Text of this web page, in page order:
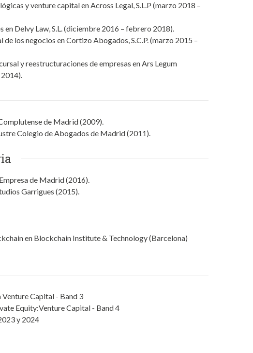
y venture capital en Across Legal, S.L.P (marzo 2018 –
Delvy Law, S.L. (diciembre 2016 – febrero 2018).
los negocios en Cortizo Abogados, S.C.P. (marzo 2015 –
y reestructuraciones de empresas en Ars Legum
de Madrid (2009).
Colegio de Abogados de Madrid (2011).
de Madrid (2016).
Garrigues (2015).
en Blockchain Institute & Technology (Barcelona)
Capital - Band 3
Equity:Venture Capital - Band 4
y 2024